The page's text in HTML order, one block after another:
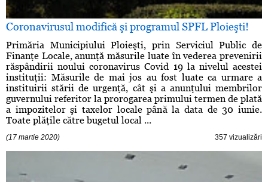
Coronavirusul modifică şi programul SPFL Ploieşti!
Primăria Municipiului Ploieşti, prin Serviciul Public de
Finanţe Locale, anunţă măsurile luate în vederea prevenirii
răspândirii noului coronavirus Covid 19 la nivelul acestei
instituţii: Măsurile de mai jos au fost luate ca urmare a
instituirii stării de urgenţă, cât şi a anunţului membrilor
guvernului referitor la prorogarea primului termen de plată
a impozitelor şi taxelor locale până la data de 30 iunie.
Toate plăţile către bugetul local ...
(17 martie 2020) 357 vizualizări